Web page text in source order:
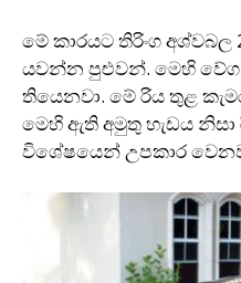
මේ කාරයට තිරිංග
යවන්න පුළුවන්. මෙහි
තියෙනවා. මේ රිය තුළ
මෙහි ඇති අමුතු හැඩය නිසා
විශේෂයෙන් උපකාර